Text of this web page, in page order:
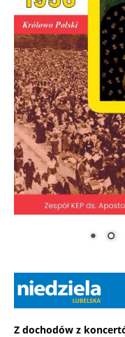
Z dochodów z